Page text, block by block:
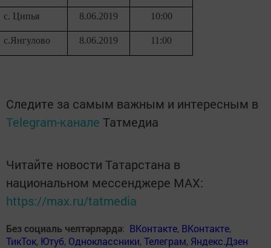
с. Ципья 8.06.2019 10:00
с.Янгулово 8.06.2019 11:00
Следите за самым важным и интересным в
Telegram-канале Татмедиа
Читайте новости Татарстана в
национальном мессенджере MАХ:
https://max.ru/tatmedia
Без социаль челтәрләрдә: ВКонтакте, ВКонтакте,
ТикТок, Ютуб, Одноклассники,Телеграм, Яндекс.Дзен